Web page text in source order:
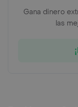
Gana dinero
las